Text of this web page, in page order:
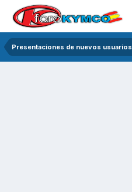
Presentaciones de nuevos usuarios